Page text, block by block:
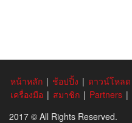
หน้าหลัก | ช้อปปิ้ง | ดาวน์โหลด
เครื่องมือ | สมาชิก | Partners |
2017 © All Rights Reserved.